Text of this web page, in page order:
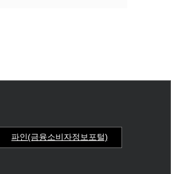
파인(금융소비자정보포털)